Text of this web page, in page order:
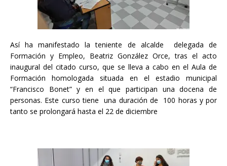
Así ha manifestado la teniente de alcalde delegada de
Formación y Empleo, Beatriz González Orce, tras el acto
inaugural del citado curso, que se lleva a cabo en el Aula de
Formación homologada situada en el estadio municipal
“Francisco Bonet” y en el que participan una docena de
personas. Este curso tiene una duración de 100 horas y por
tanto se prolongará hasta el 22 de diciembre